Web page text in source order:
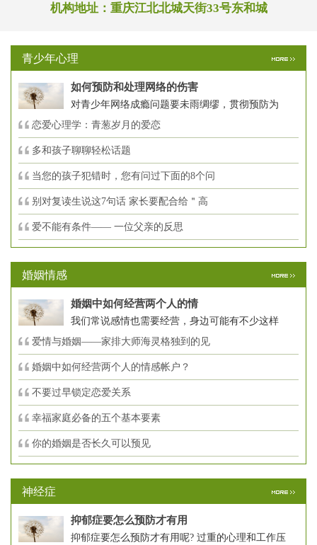
机构地址： 重庆江北北城天街33号东和城
青少年心理
如何预防和处理网络的伤害
对青少年网络成瘾问题要未雨绸缪，贯彻预防为
恋爱心理学：青葱岁月的爱恋
多和孩子聊聊轻松话题
当您的孩子犯错时，您有问过下面的8个问
别对复读生说这7句话 家长要配合给＂高
爱不能有条件—— 一位父亲的反思
婚姻情感
婚姻中如何经营两个人的情
我们常说感情也需要经营，身边可能有不少这样
爱情与婚姻——家排大师海灵格独到的见
婚姻中如何经营两个人的情感帐户？
不要过早锁定恋爱关系
幸福家庭必备的五个基本要素
你的婚姻是否长久可以预见
神经症
抑郁症要怎么预防才有用
抑郁症要怎么预防才有用呢? 过重的心理和工作压